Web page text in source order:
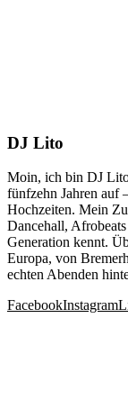
DJ Lito
Moin, ich bin DJ
fünfzehn Jahren auf
Hochzeiten. Mein
Dancehall,
Generation kennt.
Europa, von
echten Abenden
FacebookInstagram